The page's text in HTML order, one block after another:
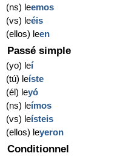
(ns) leemos
(vs) leéis
(ellos) leen
Passé simple
(yo) leí
(tú) leíste
(él) leyó
(ns) leímos
(vs) leísteis
(ellos) leyeron
Conditionnel